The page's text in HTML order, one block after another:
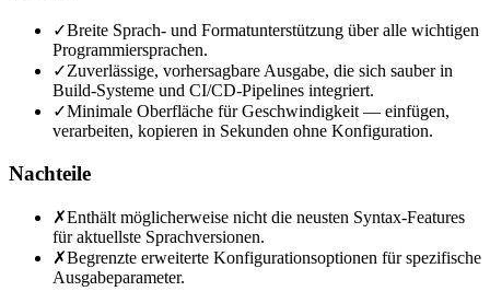
✓Breite Sprach- und Formatunterstützung über alle wichtigen
Programmiersprachen.
✓Zuverlässige, vorhersagbare Ausgabe, die sich sauber in
Build-Systeme und CI/CD-Pipelines integriert.
✓Minimale Oberfläche für Geschwindigkeit — einfügen,
verarbeiten, kopieren in Sekunden ohne Konfiguration.
Nachteile
✗Enthält möglicherweise nicht die neusten Syntax-Features
für aktuellste Sprachversionen.
✗Begrenzte erweiterte Konfigurationsoptionen für spezifische
Ausgabeparameter.